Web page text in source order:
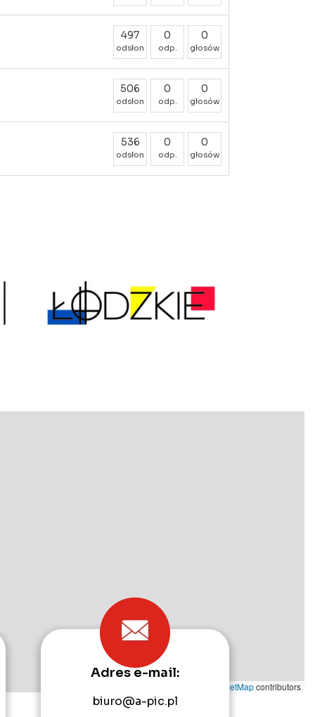
497
odsłon
0
odp.
0
głosów
506
odsłon
0
odp.
0
głosów
536
odsłon
0
odp.
0
głosów
OpenStreetMapcontributors
Adres e-mail:
biuro@a-pic.pl